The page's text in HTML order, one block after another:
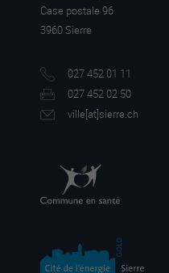
Case postale 96
3960 Sierre
027 452 01 11
027 452 02 50
ville[at]sierre.ch